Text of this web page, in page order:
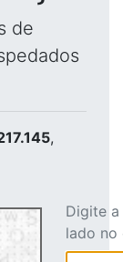
de
,
Digite
lado no